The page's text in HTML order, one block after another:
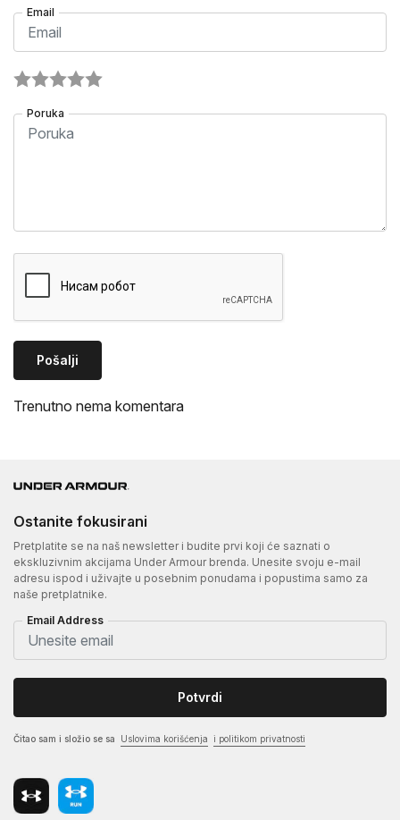
Email
Poruka
Pošalji
Trenutno nema komentara
Ostanite fokusirani
Pretplatite se na naš newsletter i budite prvi koji će saznati o
ekskluzivnim akcijama Under Armour brenda. Unesite svoju e-mail
adresu ispod i uživajte u posebnim ponudama i popustima samo za
naše pretplatnike.
Email Address
Potvrdi
Čitao sam i složio se sa Uslovima korišćenja i politikom privatnosti